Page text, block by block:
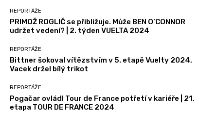
REPORTÁŽE
PRIMOŽ ROGLIČ se přibližuje. Může BEN O’CONNOR
udržet vedení? | 2. týden VUELTA 2024
REPORTÁŽE
Bittner šokoval vítězstvím v 5. etapě Vuelty 2024,
Vacek držel bílý trikot
REPORTÁŽE
Pogačar ovládl Tour de France potřetí v kariéře | 21.
etapa TOUR DE FRANCE 2024